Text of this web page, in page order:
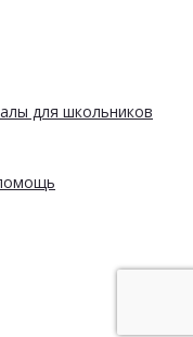
для школьников